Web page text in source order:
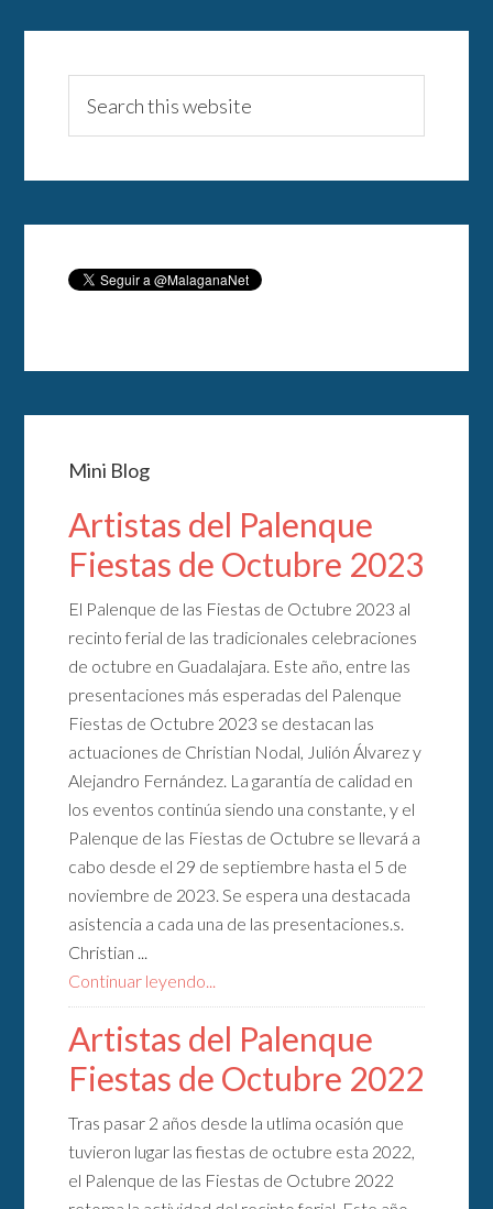
Mini Blog
Artistas del Palenque
Fiestas de Octubre 2023
El Palenque de las Fiestas de Octubre 2023 al
recinto ferial de las tradicionales celebraciones
de octubre en Guadalajara. Este año, entre las
presentaciones más esperadas del Palenque
Fiestas de Octubre 2023 se destacan las
actuaciones de Christian Nodal, Julión Álvarez y
Alejandro Fernández. La garantía de calidad en
los eventos continúa siendo una constante, y el
Palenque de las Fiestas de Octubre se llevará a
cabo desde el 29 de septiembre hasta el 5 de
noviembre de 2023. Se espera una destacada
asistencia a cada una de las presentaciones.s.
Christian ...
Continuar leyendo...
Artistas del Palenque
Fiestas de Octubre 2022
Tras pasar 2 años desde la utlima ocasión que
tuvieron lugar las fiestas de octubre esta 2022,
el Palenque de las Fiestas de Octubre 2022